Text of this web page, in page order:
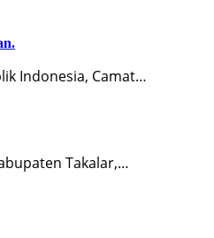
Indonesia, Camat…
Takalar,…